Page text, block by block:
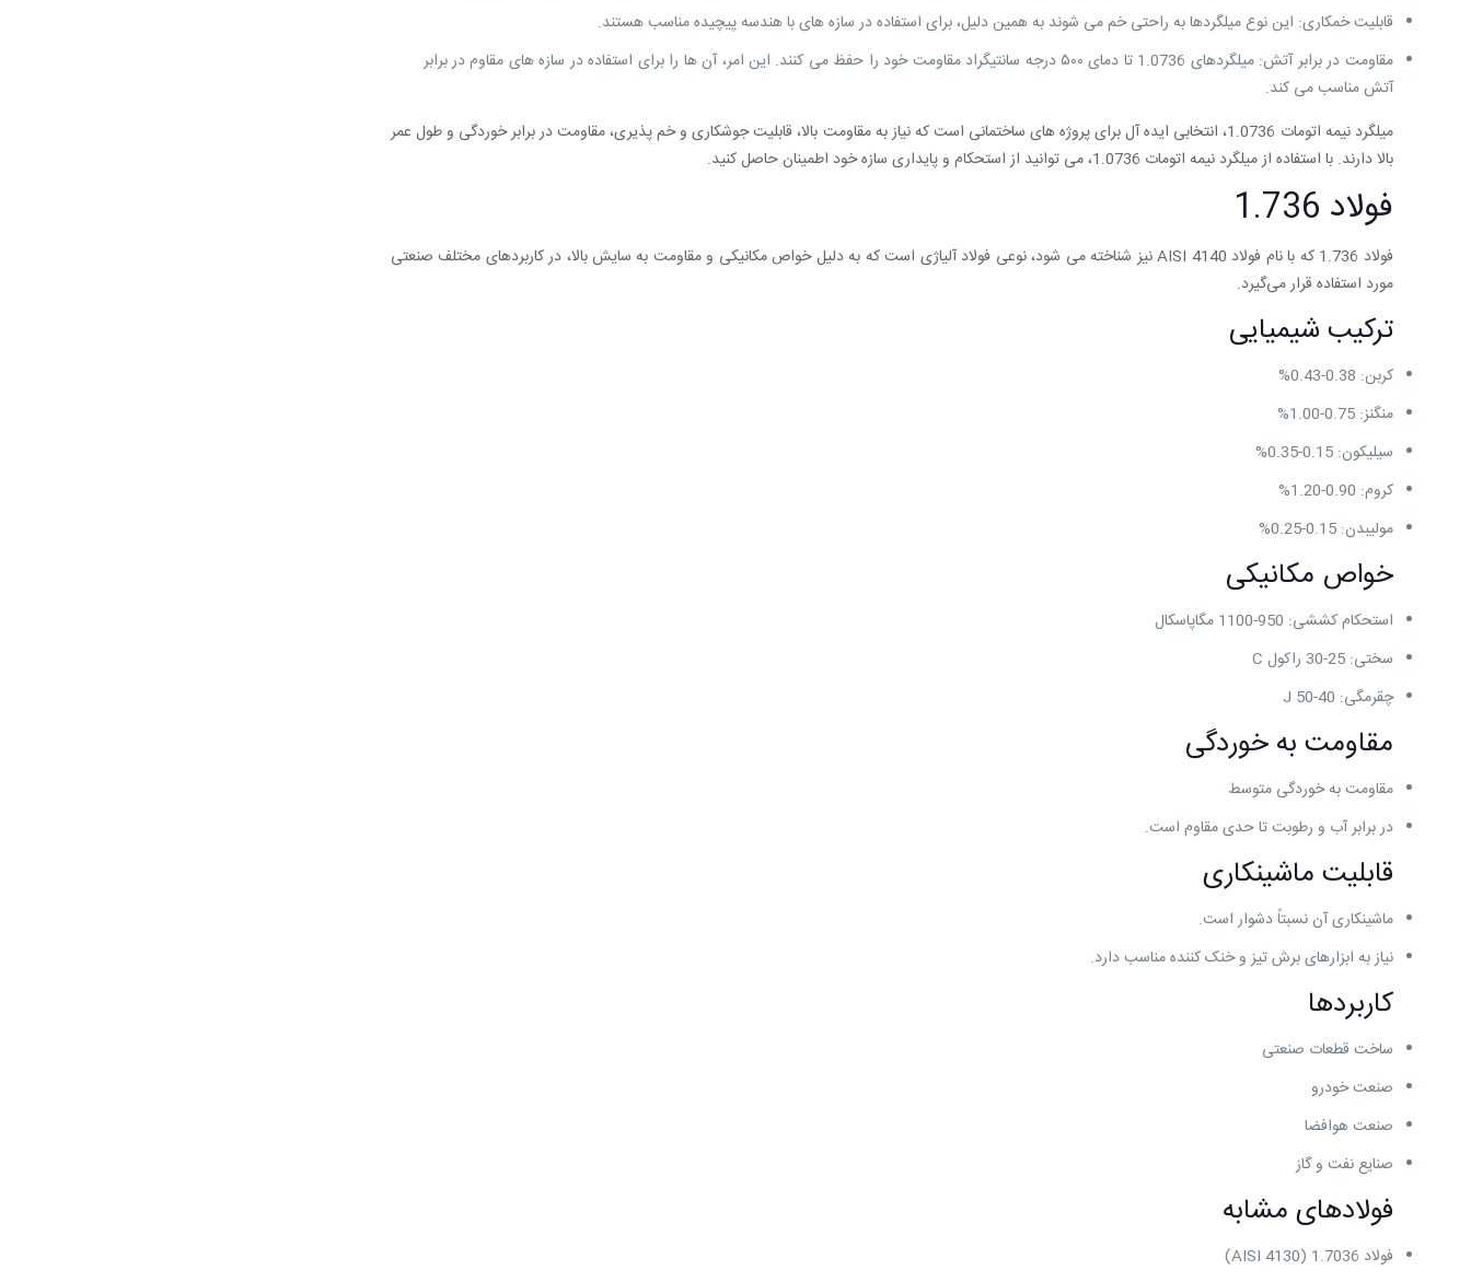
قابلیت خمکاری: این نوع میلگردها به راحتی خم می ‌شوند به همین دلیل، برای استفاده در سازه ‌های با هندسه پیچیده مناسب هستند.
مقاومت در برابر آتش: میلگردهای 1.0736 تا دمای ۵۰۰ درجه سانتیگراد مقاومت خود را حفظ می ‌کنند. این امر، آن ها را برای استفاده در سازه‌ های مقاوم در برابر
آتش مناسب می ‌کند.
میلگرد نیمه اتومات 1.0736، انتخابی ایده ‌آل برای پروژه‌ های ساختمانی است که نیاز به مقاومت بالا، قابلیت جوشکاری و خم‌ پذیری، مقاومت در برابر خوردگی و طول عمر
بالا دارند. با استفاده از میلگرد نیمه اتومات 1.0736، می ‌توانید از استحکام و پایداری سازه خود اطمینان حاصل کنید.
فولاد 1.736
فولاد 1.736 که با نام فولاد AISI 4140 نیز شناخته می ‌شود، نوعی فولاد آلیاژی است که به دلیل خواص مکانیکی و مقاومت به سایش بالا، در کاربردهای مختلف صنعتی
مورد استفاده قرار می‌گیرد.
ترکیب شیمیایی
کربن: 0.38-0.43%
منگنز: 0.75-1.00%
سیلیکون: 0.15-0.35%
کروم: 0.90-1.20%
مولیبدن: 0.15-0.25%
خواص مکانیکی
استحکام کششی: 950-1100 مگاپاسکال
سختی: 25-30 راکول C
چقرمگی: 40-50 J
مقاومت به خوردگی
مقاومت به خوردگی متوسط
در برابر آب و رطوبت تا حدی مقاوم است.
قابلیت ماشینکاری
ماشینکاری آن نسبتاً دشوار است.
نیاز به ابزارهای برش تیز و خنک کننده مناسب دارد.
کاربردها
ساخت قطعات صنعتی
صنعت خودرو
صنعت هوافضا
صنایع نفت و گاز
فولادهای مشابه
فولاد 1.7036 (AISI 4130)